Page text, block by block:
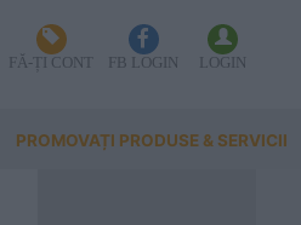
FĂ-ȚI CONT FB LOGIN LOGIN
PROMOVAȚI PRODUSE & SERVICII